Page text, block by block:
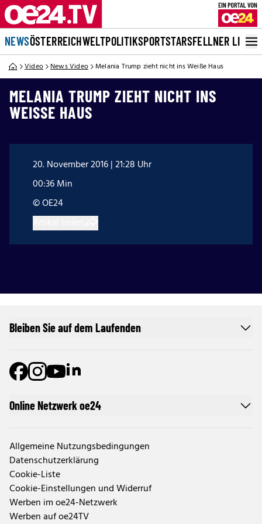
NEWSÖSTERREICHWELTPOLITIKSPORTSTARSFELLNER LIVE
Video News Video Melania Trump zieht nicht ins Weiße Haus
MELANIA TRUMP ZIEHT NICHT INS
WEISSE HAUS
20. November 2016 | 21:28 Uhr
00:36 Min
© OE24
Online Netzwerk oe24
Allgemeine Nutzungsbedingungen
Datenschutzerklärung
Cookie-Liste
Cookie-Einstellungen und Widerruf
Werben im oe24-Netzwerk
Werben auf oe24TV
Bleiben Sie auf dem Laufenden